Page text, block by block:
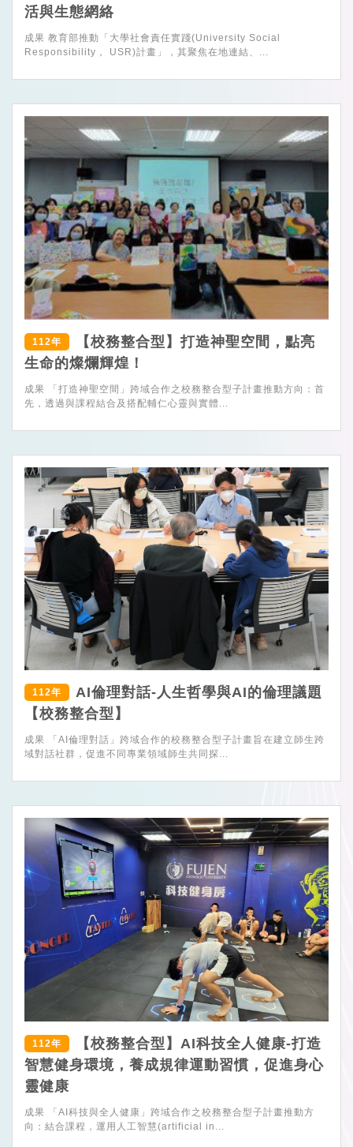
活與生態網絡
成果 教育部推動「大學社會責任實踐(University Social
Responsibility， USR)計畫」，其聚焦在地連結、...
112年
【校務整合型】打造神聖空間，點亮
生命的燦爛輝煌！
成果 「打造神聖空間」跨域合作之校務整合型子計畫推動方向：首
先，透過與課程結合及搭配輔仁心靈與實體...
112年
AI倫理對話-人生哲學與AI的倫理議題
【校務整合型】
成果 「AI倫理對話」跨域合作的校務整合型子計畫旨在建立師生跨
域對話社群，促進不同專業領域師生共同探...
112年
【校務整合型】AI科技全人健康-打造
智慧健身環境，養成規律運動習慣，促進身心
靈健康
成果 「AI科技與全人健康」跨域合作之校務整合型子計畫推動方
向：結合課程，運用人工智慧(artificial in...